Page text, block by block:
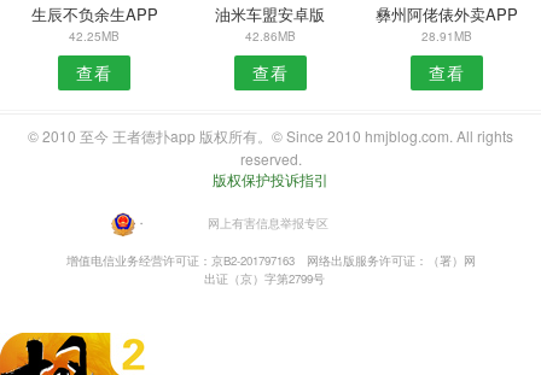
生辰不负余生APP
42.25MB
查看
油米车盟安卓版
42.86MB
查看
彝州阿佬俵外卖APP
28.91MB
查看
© 2010 至今 王者德扑app 版权所有。© Since 2010 hmjblog.com. All rights
reserved.
版权保护投诉指引
・ 网上有害信息举报专区
增值电信业务经营许可证：京B2-201797163
网络出版服务许可证：（署）网
出证（京）字第2799号